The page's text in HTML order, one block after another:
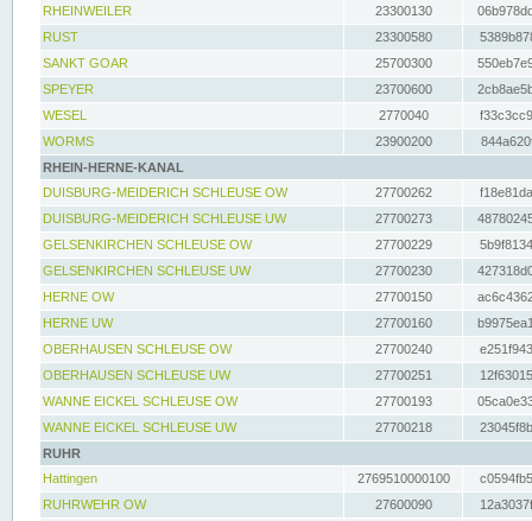
RHEINWEILER
23300130
RUST
23300580
SANKT GOAR
25700300
SPEYER
23700600
WESEL
2770040
WORMS
23900200
RHEIN-HERNE-KANAL
DUISBURG-MEIDERICH SCHLEUSE OW
27700262
DUISBURG-MEIDERICH SCHLEUSE UW
27700273
GELSENKIRCHEN SCHLEUSE OW
27700229
GELSENKIRCHEN SCHLEUSE UW
27700230
HERNE OW
27700150
HERNE UW
27700160
OBERHAUSEN SCHLEUSE OW
27700240
OBERHAUSEN SCHLEUSE UW
27700251
WANNE EICKEL SCHLEUSE OW
27700193
WANNE EICKEL SCHLEUSE UW
27700218
RUHR
Hattingen
2769510000100
RUHRWEHR OW
27600090